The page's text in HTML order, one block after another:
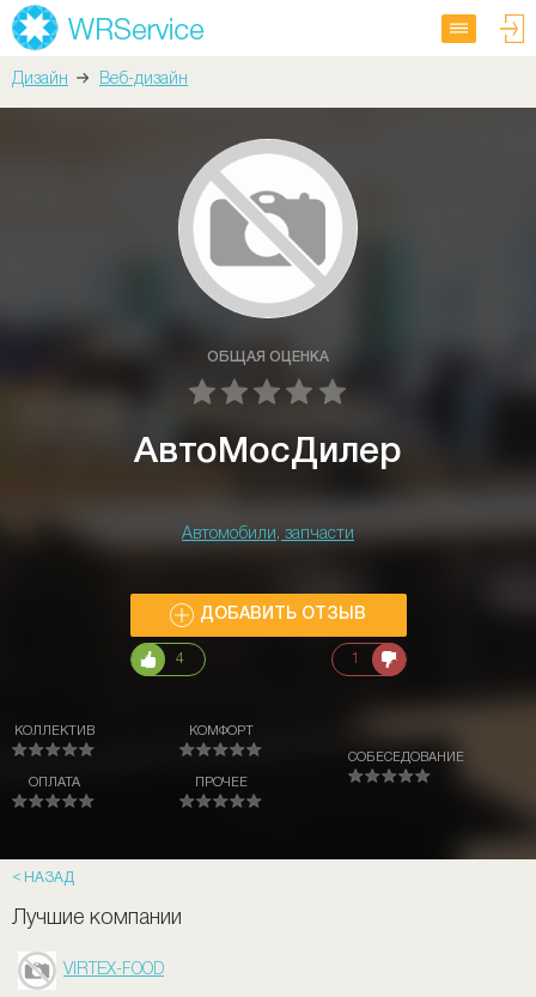
Дизайн Веб-дизайн
ОБЩАЯ ОЦЕНКА
АвтоМосДилер
Автомобили, запчасти
ДОБАВИТЬ ОТЗЫВ
4 1
КОЛЛЕКТИВ
ОПЛАТА
КОМФОРТ
ПРОЧЕЕ
СОБЕСЕДОВАНИЕ
НАЗАД
Лучшие компании
VIRTEX-FOOD